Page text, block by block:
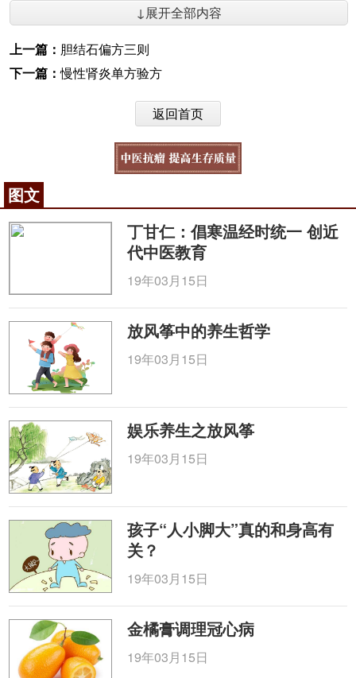
↓展开全部内容
上一篇： 胆结石偏方三则
下一篇：慢性肾炎单方验方
返回首页
图文
丁甘仁：倡寒温经时统一 创近
代中医教育
19年03月15日
放风筝中的养生哲学
19年03月15日
娱乐养生之放风筝
19年03月15日
孩子“人小脚大”真的和身高有
关？
19年03月15日
金橘膏调理冠心病
19年03月15日